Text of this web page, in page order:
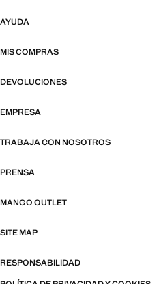
AYUDA
MIS COMPRAS
DEVOLUCIONES
EMPRESA
TRABAJA CON NOSOTROS
PRENSA
MANGO OUTLET
SITE MAP
RESPONSABILIDAD